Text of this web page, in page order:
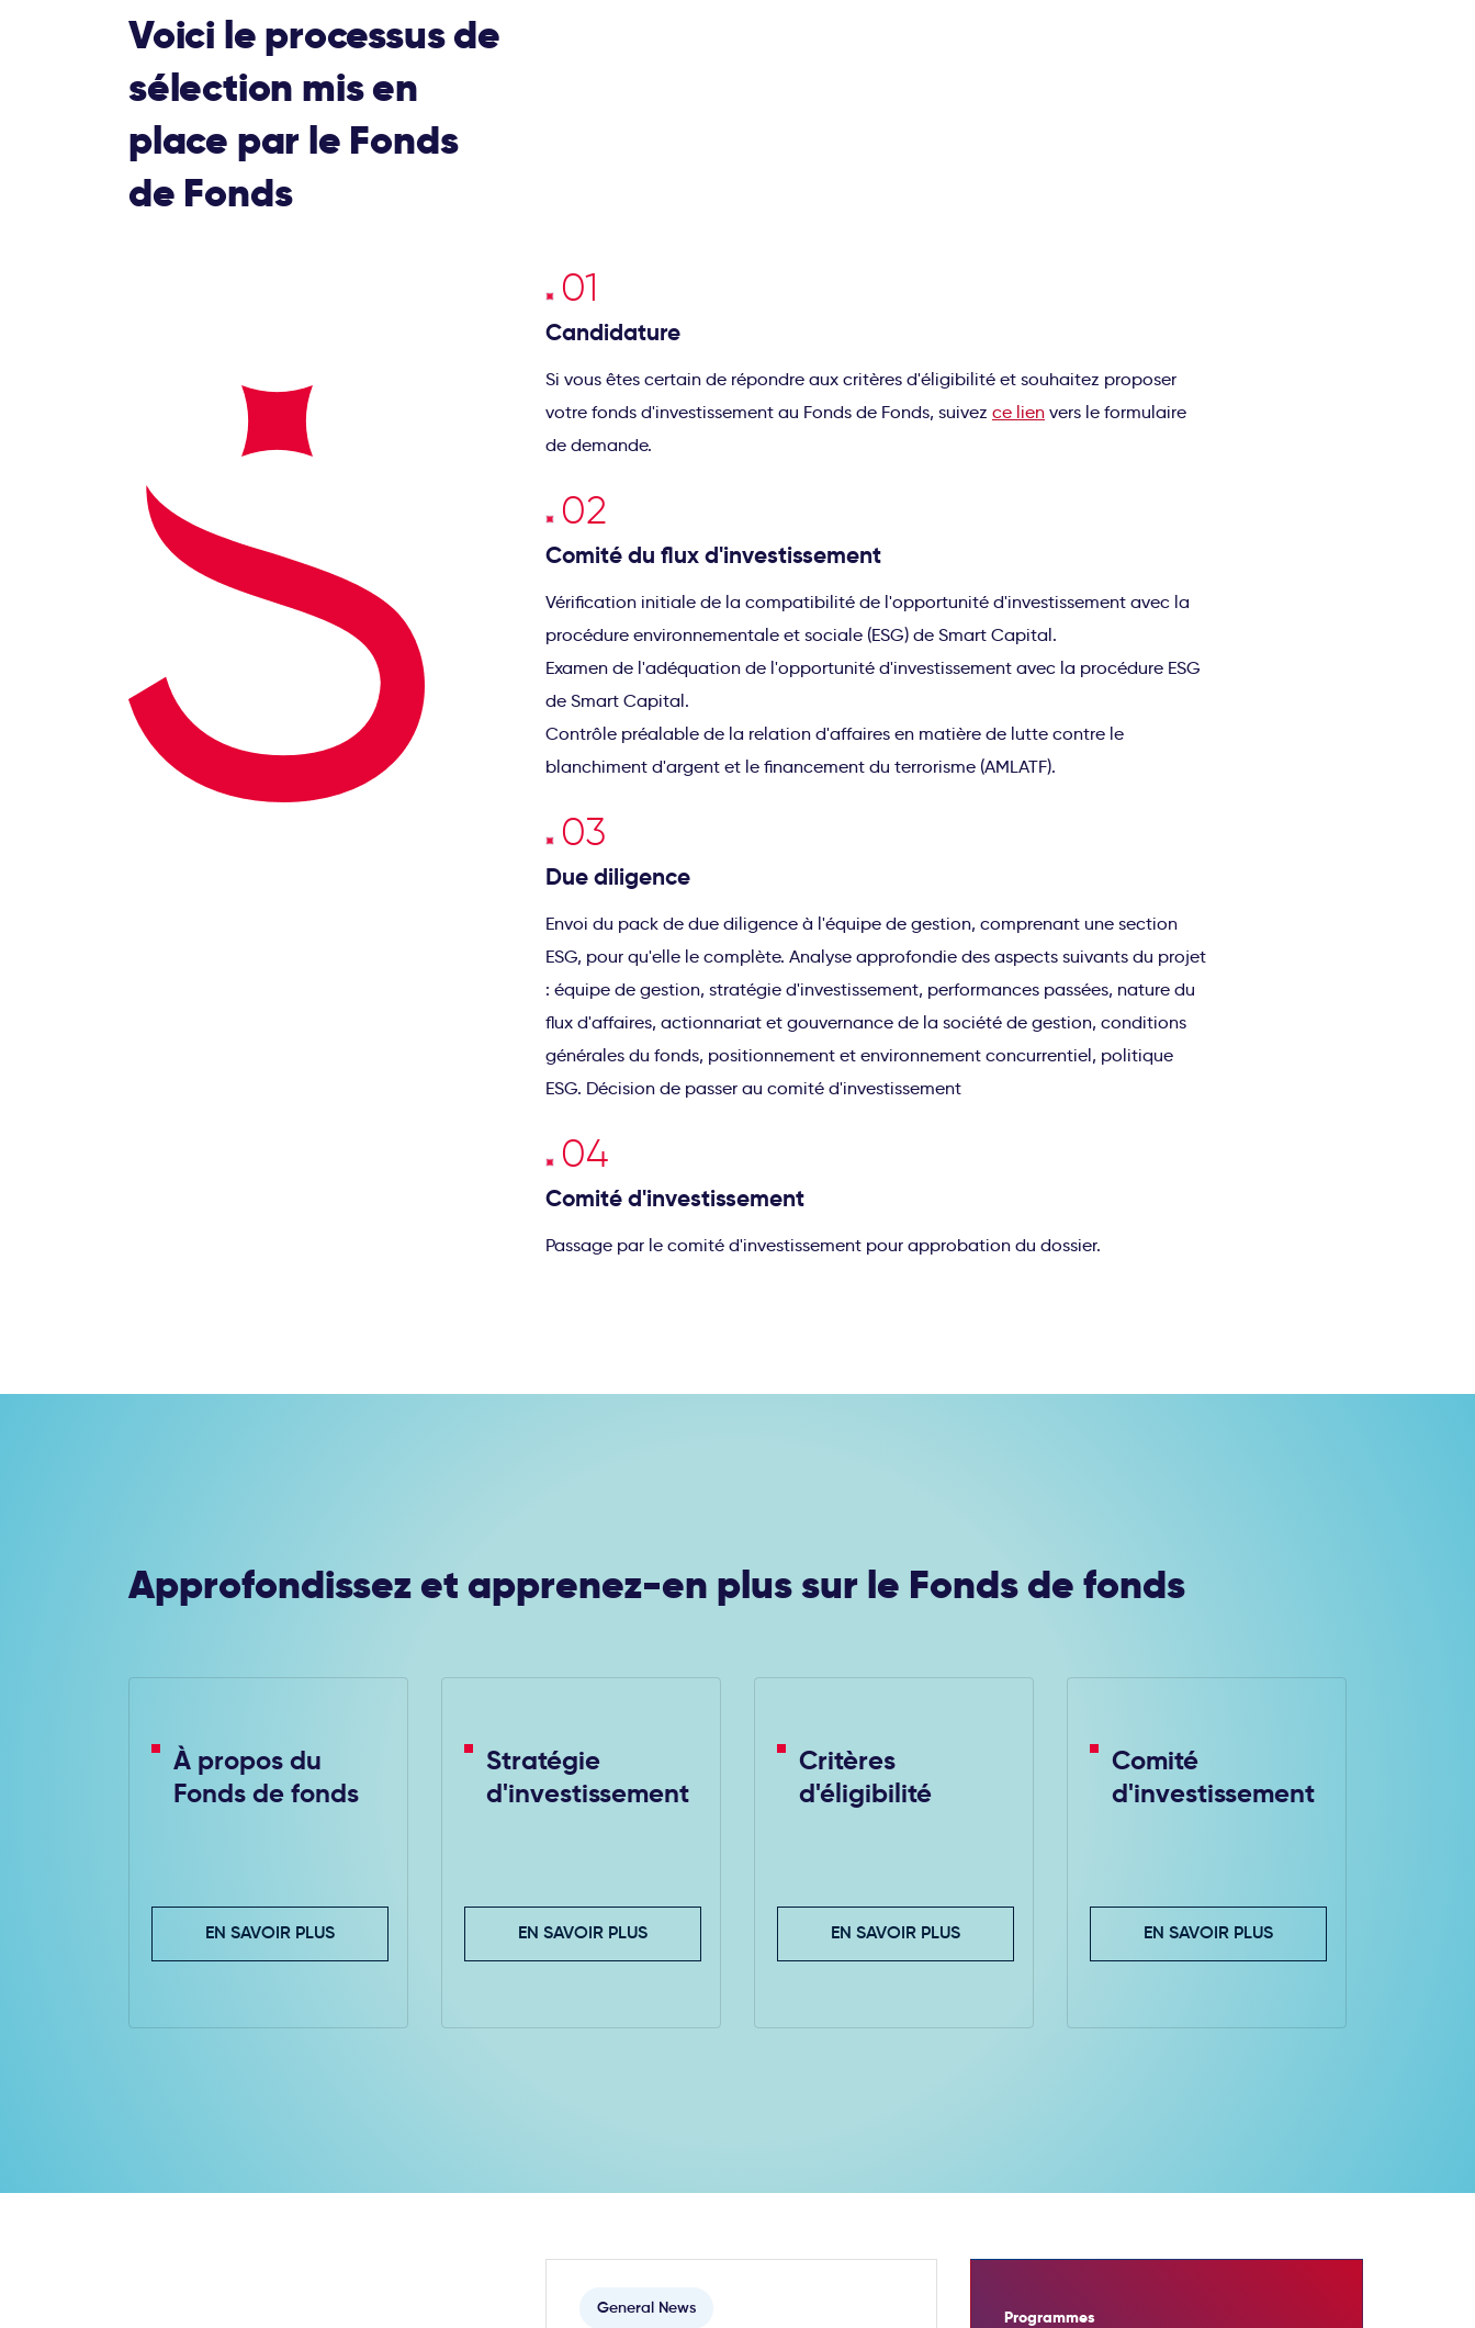
Voici le processus de
sélection mis en
place par le Fonds
de Fonds
Candidature
Si vous êtes certain de répondre aux critères d'éligibilité et souhaitez proposer
votre fonds d'investissement au Fonds de Fonds, suivez ce lienvers le formulaire
de demande.
Comité du flux d'investissement
Vérification initiale de la compatibilité de l'opportunité d'investissement avec la
procédure environnementale et sociale (ESG) de Smart Capital.
Examen de l'adéquation de l'opportunité d'investissement avec la procédure ESG
de Smart Capital.
Contrôle préalable de la relation d'affaires en matière de lutte contre le
blanchiment d'argent et le financement du terrorisme (AMLATF).
Due diligence
Envoi du pack de due diligence à l'équipe de gestion, comprenant une section
ESG, pour qu'elle le complète. Analyse approfondie des aspects suivants du projet
: équipe de gestion, stratégie d'investissement, performances passées, nature du
flux d'affaires, actionnariat et gouvernance de la société de gestion, conditions
générales du fonds, positionnement et environnement concurrentiel, politique
ESG. Décision de passer au comité d'investissement
Comité d'investissement
Passage par le comité d'investissement pour approbation du dossier.
Approfondissez et apprenez-en plus sur le Fonds de fonds
À propos du
Fonds de fonds
EN SAVOIR PLUS
Stratégie
d'investissement
EN SAVOIR PLUS
Critères
d'éligibilité
EN SAVOIR PLUS
Comité
d'investissement
EN SAVOIR PLUS
General News Programmes